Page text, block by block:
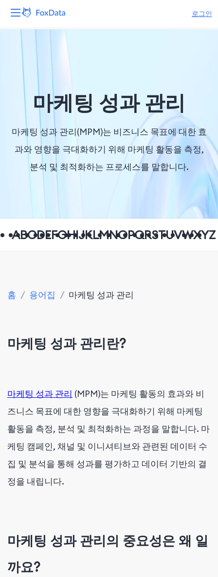
로그인
마케팅 성과 관리
마케팅 성과 관리(MPM)는 비즈니스 목표에 대한 효
과와 영향을 극대화하기 위해 마케팅 활동을 측정,
분석 및 최적화하는 프로세스를 말합니다.
ABCDEFGHIJKLMNOPQRSTUVWXYZ
홈 / 용어집 / 마케팅 성과 관리
마케팅 성과 관리란?
마케팅 성과 관리 (MPM)는 마케팅 활동의 효과와 비
즈니스 목표에 대한 영향을 극대화하기 위해 마케팅
활동을 측정, 분석 및 최적화하는 과정을 말합니다. 마
케팅 캠페인, 채널 및 이니셔티브와 관련된 데이터 수
집 및 분석을 통해 성과를 평가하고 데이터 기반의 결
정을 내립니다.
마케팅 성과 관리의 중요성은 왜 일
까요?